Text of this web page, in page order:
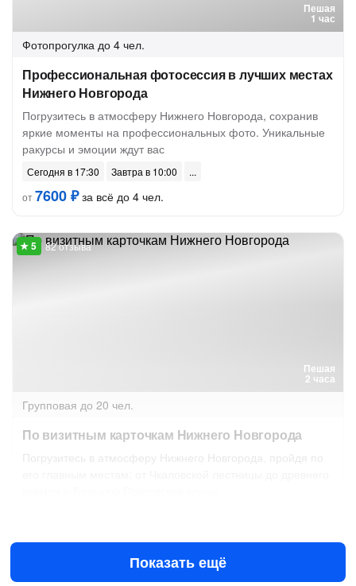
Пешая
1 час
Фотопрогулка до 4 чел.
Профессиональная фотосессия в лучших местах
Нижнего Новгорода
Погрузитесь в атмосферу Нижнего Новгорода, сохранив
яркие моменты на профессиональных фото. Уникальные
ракурсы и эмоции ждут вас
Сегодня в 17:30
Завтра в 10:00
от7600 ₽за всё до 4 чел.
Пешая
2 часа
82 отзыва
Групповая до 20 чел.
По визитным карточкам Нижнего Новгорода
Погрузитесь в атмосферу Нижнего Новгорода, пройдя по
1600 ₽за человека
Показать ещё